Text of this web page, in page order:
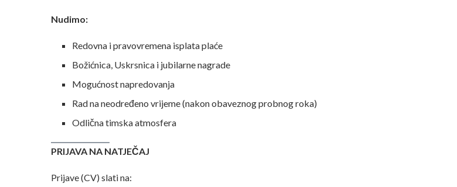
Nudimo:
Redovna i pravovremena isplata plaće
Božićnica, Uskrsnica i jubilarne nagrade
Mogućnost napredovanja
Rad na neodređeno vrijeme (nakon obaveznog probnog roka)
Odlična timska atmosfera
PRIJAVA NA NATJEČAJ
Prijave (CV) slati na: